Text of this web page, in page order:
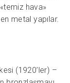
hava»
metal yapılar.
(1920’ler) –